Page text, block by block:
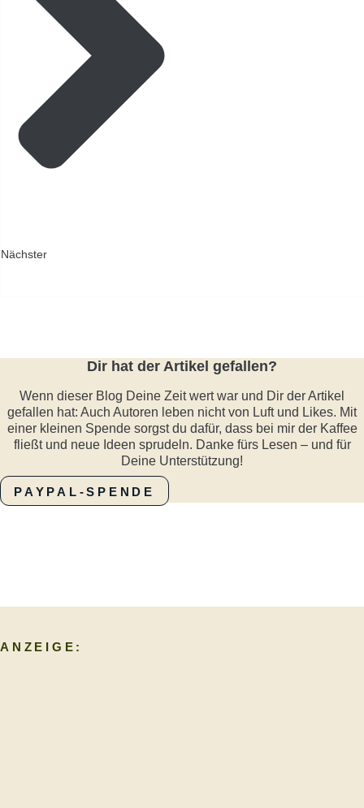
Nächster
Dir hat der Artikel gefallen?
Wenn dieser Blog Deine Zeit wert war und Dir der Artikel
gefallen hat: Auch Autoren leben nicht von Luft und Likes. Mit
einer kleinen Spende sorgst du dafür, dass bei mir der Kaffee
fließt und neue Ideen sprudeln. Danke fürs Lesen – und für
Deine Unterstützung!
PAYPAL-SPENDE
ANZEIGE: